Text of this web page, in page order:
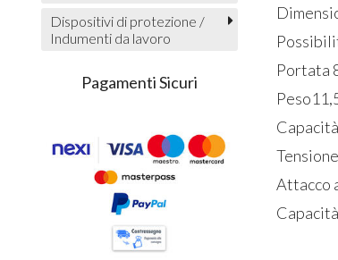
Portata
Attacco
Dispositivi di protezione /
Indumenti da lavoro
Pagamenti Sicuri